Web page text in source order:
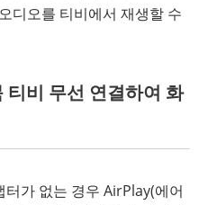
디오를 티비에서 재생할 수
비 무선 연결하여 화
가 없는 경우 AirPlay(에어